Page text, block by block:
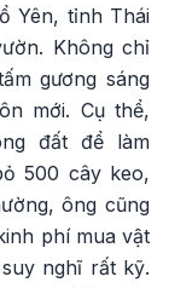
Yên, tỉnh Thái
Không chỉ
gương sáng
mới. Cụ thể,
đất để làm
500 cây keo,
ông cũng
phí mua vật
nghĩ rất kỹ.